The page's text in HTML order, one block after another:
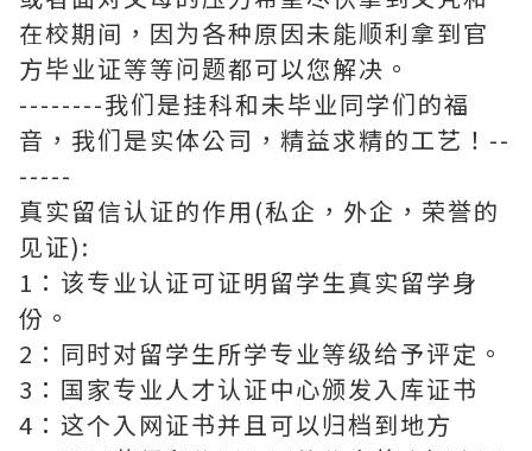
在校期间，因为各种原因未能顺利拿到官
方毕业证等等问题都可以您解决。
--------我们是挂科和未毕业同学们的福
音，我们是实体公司，精益求精的工艺！--
-----
真实留信认证的作用(私企，外企，荣誉的
见证):
1：该专业认证可证明留学生真实留学身
份。
2：同时对留学生所学专业等级给予评定。
3：国家专业人才认证中心颁发入库证书
4：这个入网证书并且可以归档到地方